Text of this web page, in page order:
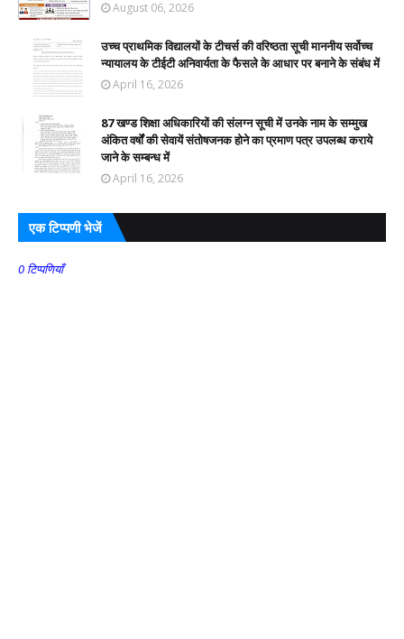
August 06, 2026
उच्च प्राथमिक विद्यालयों के टीचर्स की वरिष्ठता सूची माननीय सर्वोच्च
न्यायालय के टीईटी अनिवार्यता के फैसले के आधार पर बनाने के संबंध में
April 16, 2026
87 खण्ड शिक्षा अधिकारियों की संलग्न सूची में उनके नाम के सम्मुख
अंकित वर्षों की सेवायें संतोषजनक होने का प्रमाण पत्र उपलब्ध कराये
जाने के सम्बन्ध में
April 16, 2026
एक टिप्पणी भेजें
0 टिप्पणियाँ